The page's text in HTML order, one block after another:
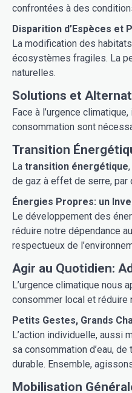
confrontées à des
Disparition d’Espèces et
La modification des
écosystèmes fragiles. La
naturelles.
Solutions et
Face à l’urgence
consommation sont
Transition
La transition énergétique
de gaz à effet de serre, par
Énergies Propres: un
Le développement des
réduire notre dépendance
respectueux de
L’urgence climatique nous
consommer local et réduire
L’action individuelle, aussi
sa consommation d’eau,
durable. Ensemble,
Mobilisation